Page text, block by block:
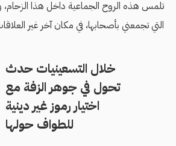
تلمس هذه الروح الجماعية داخل هذا
التي تجمعني بأصحابها، في مكان آخر غير
خلال التسعينيات حدث
تحول في جوهر الزفة مع
اختيار رموز غير دينية
للطواف حولها